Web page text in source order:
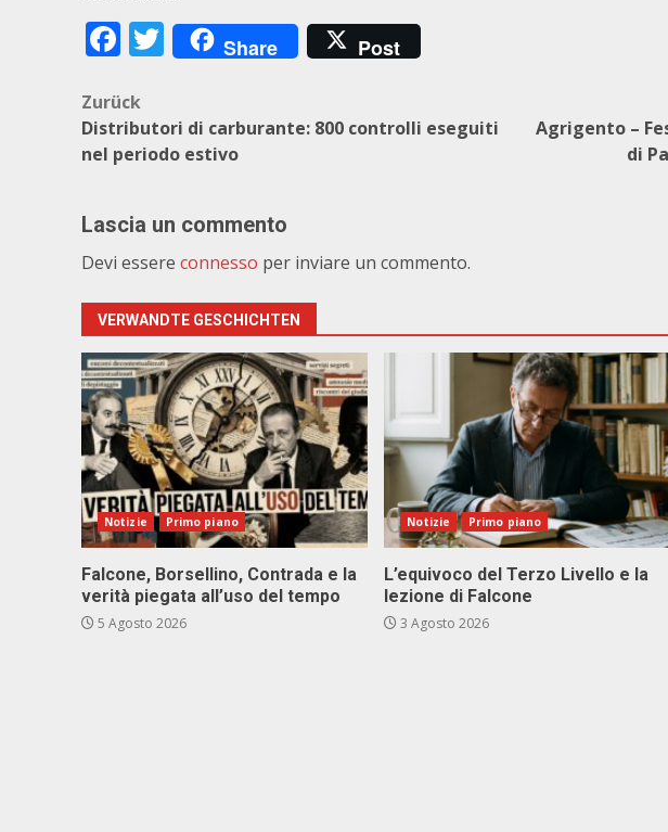
Facebook
Twitter
Share Post
Beitragsnavigation
Zurück
Distributori di carburante: 800 controlli eseguiti
nel periodo estivo
Agrigento –
di
Lascia un commento
Devi essere connesso per inviare un commento.
VERWANDTE GESCHICHTEN
Notizie Primo piano
Falcone, Borsellino, Contrada e la
verità piegata all’uso del tempo
5 Agosto 2026
Notizie Primo piano
L’equivoco del Terzo Livello e la
lezione di Falcone
3 Agosto 2026